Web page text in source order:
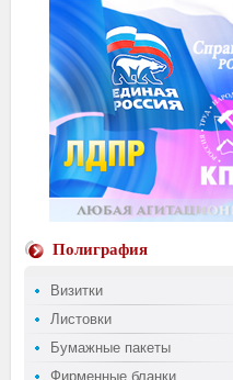
Полиграфия
Визитки
Листовки
Бумажные пакеты
Фирменные бланки